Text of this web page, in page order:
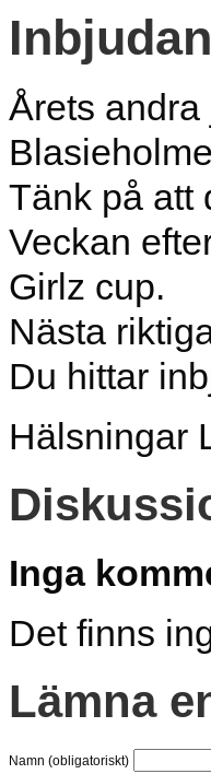
Årets
Tänk på att
Veckan
Girlz cup.
Nästa
Du hittar
Hälsningar
Inga
Det finns
Lämna
Namn (obligatoriskt)